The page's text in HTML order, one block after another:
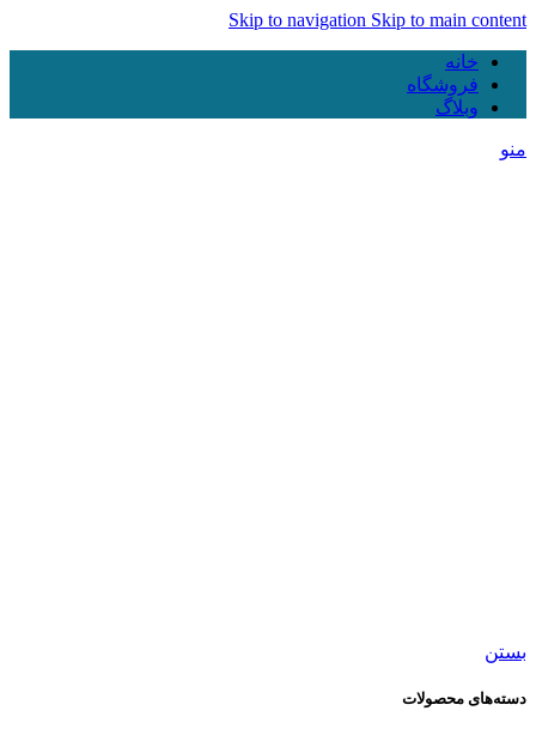
Skip to navigation Skip to main content
خانه
فروشگاه
وبلاگ
منو
بستن
دسته‌های محصولات